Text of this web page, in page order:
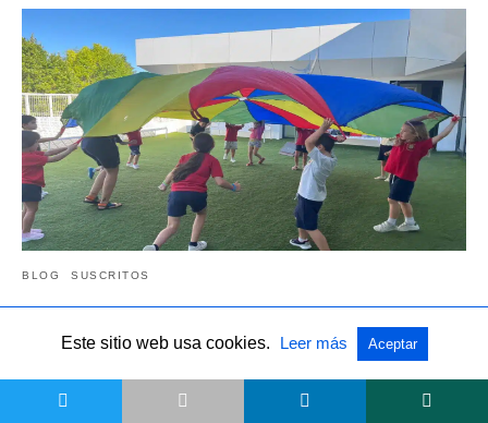
BLOG SUSCRITOS
Campamentos de verano en inglés en Madrid
2026: Guía completa para padres
Llega el final del curso y, con él, la pregunta que resuena en miles
Este sitio web usa cookies. Leer más Aceptar